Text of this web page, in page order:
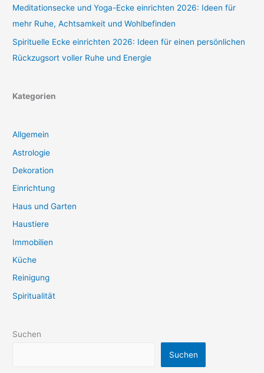
Meditationsecke und Yoga-Ecke einrichten 2026: Ideen für
mehr Ruhe, Achtsamkeit und Wohlbefinden
Spirituelle Ecke einrichten 2026: Ideen für einen persönlichen
Rückzugsort voller Ruhe und Energie
Kategorien
Allgemein
Astrologie
Dekoration
Einrichtung
Haus und Garten
Haustiere
Immobilien
Küche
Reinigung
Spiritualität
Suchen
Suchen